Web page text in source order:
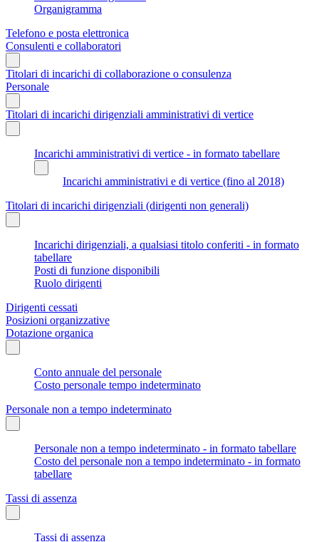
Organigramma
Telefono e posta elettronica
Consulenti e collaboratori
Titolari di incarichi di collaborazione o consulenza
Personale
Titolari di incarichi dirigenziali amministrativi di vertice
Incarichi amministrativi di vertice - in formato tabellare
Incarichi amministrativi e di vertice (fino al 2018)
Titolari di incarichi dirigenziali (dirigenti non generali)
Incarichi dirigenziali, a qualsiasi titolo conferiti - in formato
tabellare
Posti di funzione disponibili
Ruolo dirigenti
Dirigenti cessati
Posizioni organizzative
Dotazione organica
Conto annuale del personale
Costo personale tempo indeterminato
Personale non a tempo indeterminato
Personale non a tempo indeterminato - in formato tabellare
Costo del personale non a tempo indeterminato - in formato
tabellare
Tassi di assenza
Tassi di assenza